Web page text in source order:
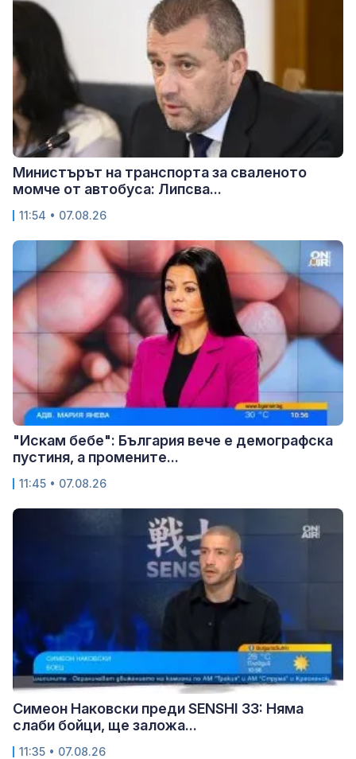
Министърът на транспорта за сваленото
момче от автобуса: Липсва...
11:54 • 07.08.26
"Искам бебе": България вече е демографска
пустиня, а промените...
11:45 • 07.08.26
Симеон Наковски преди SENSHI 33: Няма
слаби бойци, ще заложа...
11:35 • 07.08.26